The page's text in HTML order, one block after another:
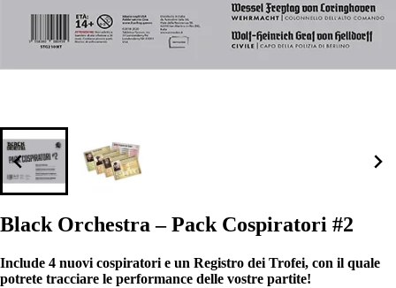
Black Orchestra – Pack Cospiratori #2
Include 4 nuovi cospiratori e un Registro dei Trofei, con il quale
potrete tracciare le performance delle vostre partite!